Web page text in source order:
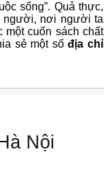
sống”. Quả thực,
người, nơi người ta
cuốn sách chất
sẻ một sốđịa chỉ
Nội